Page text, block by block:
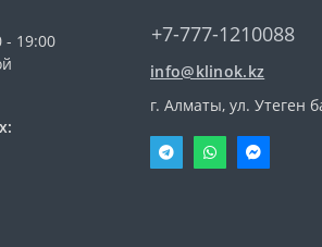
- 19:00
+7-777-1210088
info@klinok.kz
г. Алматы, ул. Утеген